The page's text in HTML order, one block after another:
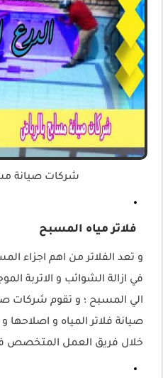
شركات صيانة
فلاتر مياه المسبح
و تعد الفلاتر من اهم اجزاء
في ازالة الشوائب و الاتربة
الي المسبح ؛ و تقوم شركات
صيانة فلاتر المياه و
خلال فريق العمل المتخصص